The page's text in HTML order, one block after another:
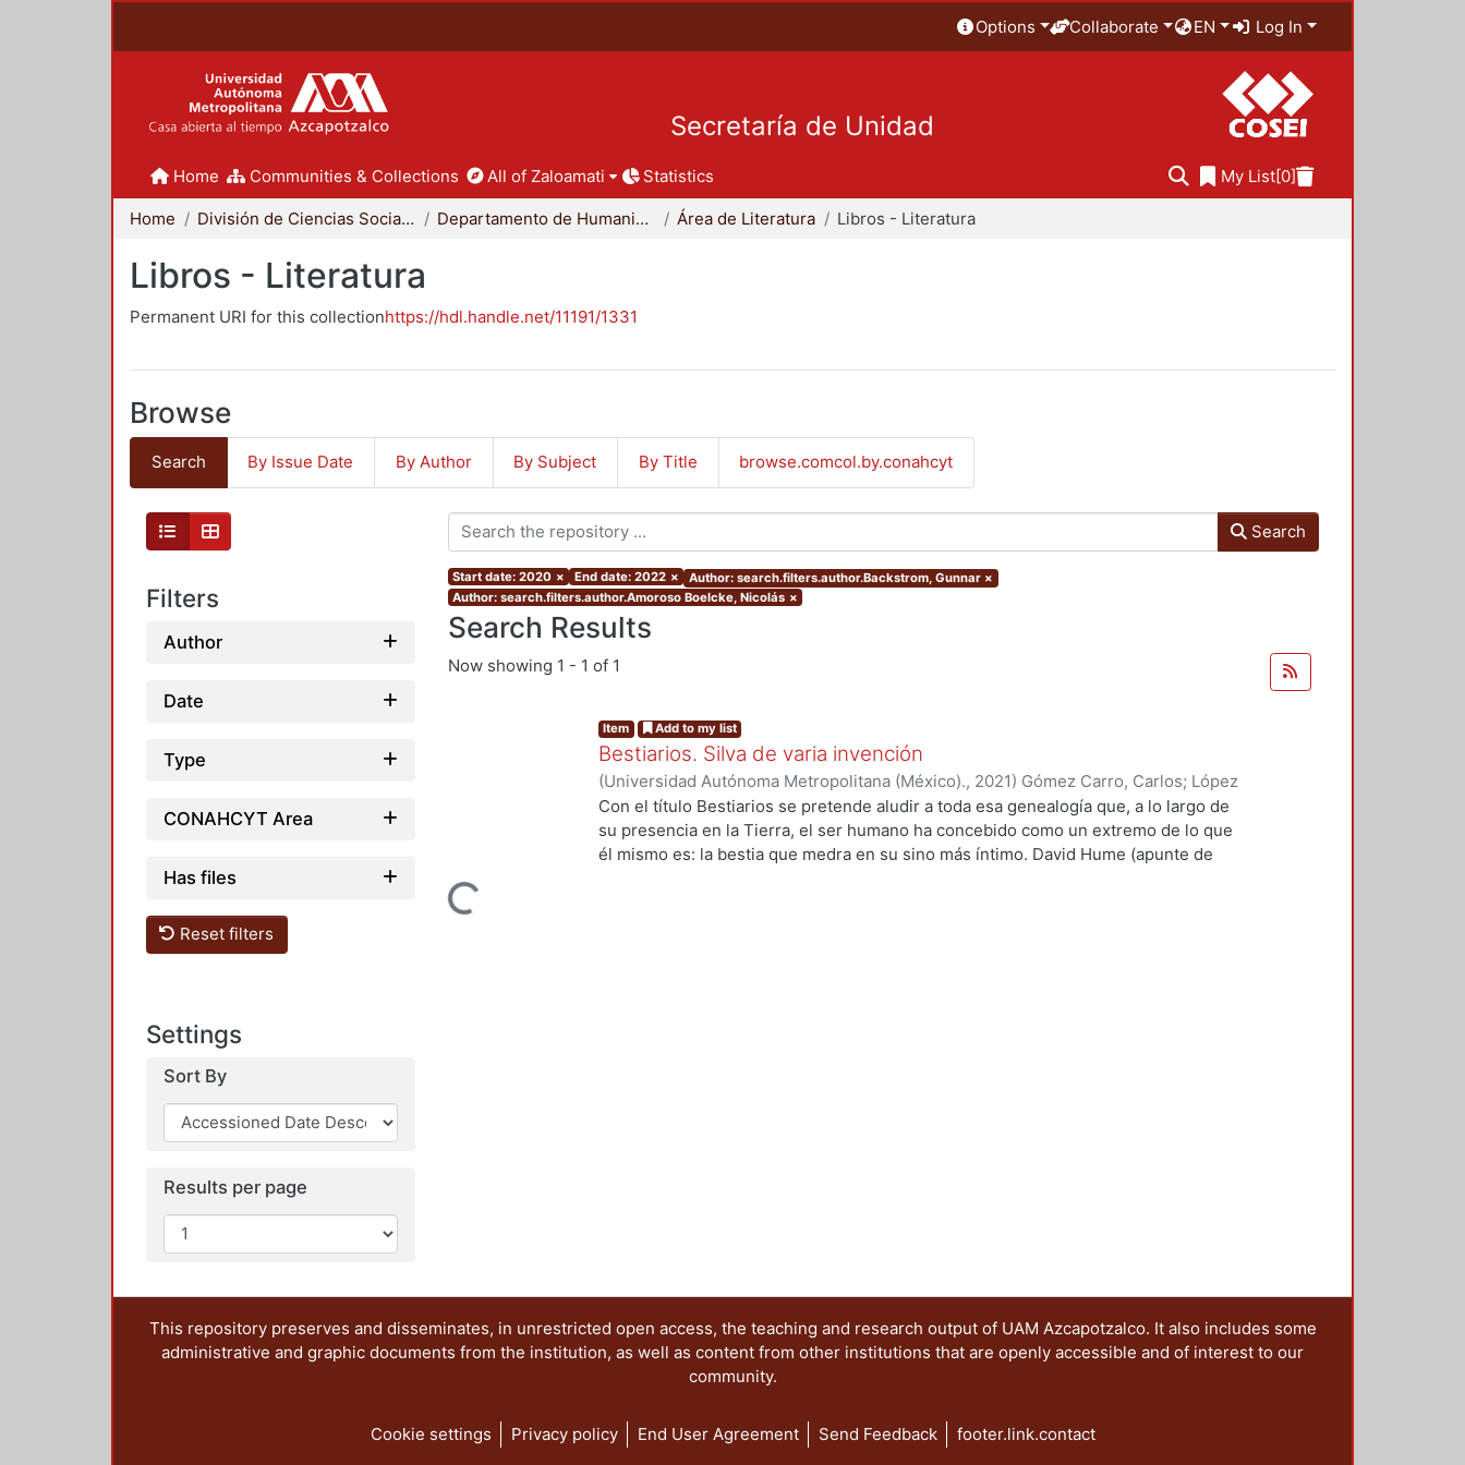
Options Collaborate EN Log In
Secretaría de Unidad
Home Communities & Collections All of Zaloamati Statistics My List[0]
Home División de Ciencias Sociales y Humanidades Departamento de Humanidades Área de Literatura Libros - Literatura
Libros - Literatura
Permanent URI for this collectionhttps://hdl.handle.net/11191/1331
Browse
Search By Issue Date By Author By Subject By Title browse.comcol.by.conahcyt
Filters
Author
Date
Type
CONAHCYT Area
Has files
Reset filters
Settings
Sort By
Results per page
Search
Start date: 2020 × End date: 2022 × Author: search.filters.author.Backstrom, Gunnar ×
Author: search.filters.author.Amoroso Boelcke, Nicolás ×
Search Results
Now showing 1 - 1 of 1
Loading...
Item Add to my list
Bestiarios. Silva de varia invención
(Universidad Autónoma Metropolitana (México)., 2021) Gómez Carro, Carlos; López
Aguilar, Enrique;Benítez, Ana;Rudoy Callejas, Myriam;Rivas Iturralde, Antonio
Vladimiro;Mata Juarez, Oscar;Rojas, Francisco;Marin, Marco Antonio;Valero
Borrás, Vida; Ito Sugiyama, Gloria ;Ramírez Leyva, Edelmira, comp.;Suárez Escobar,
Con el título Bestiarios se pretende aludir a toda esa genealogía que, a lo largo de
su presencia en la Tierra, el ser humano ha concebido como un extremo de lo que
él mismo es: la bestia que medra en su sino más íntimo. David Hume (apunte de
This repository preserves and disseminates, in unrestricted open access, the teaching and research output of UAM Azcapotzalco. It also includes some
administrative and graphic documents from the institution, as well as content from other institutions that are openly accessible and of interest to our
community.
Cookie settings Privacy policy End User Agreement Send Feedback footer.link.contact